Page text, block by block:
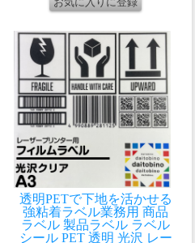
透明PETで下地を活かせる
強粘着ラベル業務用 商品
ラベル 製品ラベル ラベル
シール PET 透明 光沢 レー